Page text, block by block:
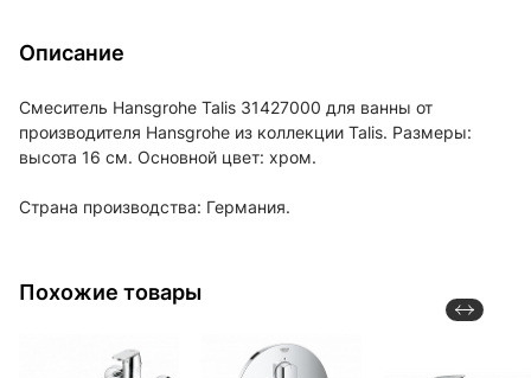
Описание
Смеситель Hansgrohe Talis 31427000 для ванны от
производителя Hansgrohe из коллекции Talis. Размеры:
высота 16 см. Основной цвет: хром.
Страна производства: Германия.
Похожие товары